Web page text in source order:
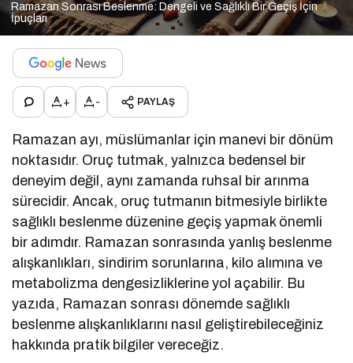
Ramazan Sonrası Beslenme: Dengeli ve Sağlıklı Bir Geçiş İçin
İpuçları
+ - PAYLAŞ
Ramazan ayı, müslümanlar için manevi bir dönüm
noktasıdır. Oruç tutmak, yalnızca bedensel bir
deneyim değil, aynı zamanda ruhsal bir arınma
sürecidir. Ancak, oruç tutmanın bitmesiyle birlikte
sağlıklı beslenme düzenine geçiş yapmak önemli
bir adımdır. Ramazan sonrasında yanlış beslenme
alışkanlıkları, sindirim sorunlarına, kilo alımına ve
metabolizma dengesizliklerine yol açabilir. Bu
yazıda, Ramazan sonrası dönemde sağlıklı
beslenme alışkanlıklarını nasıl geliştirebileceğiniz
hakkında pratik bilgiler vereceğiz.